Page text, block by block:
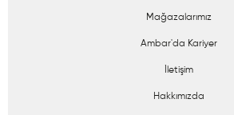
Mağazalarımız
Ambar'da Kariyer
İletişim
Hakkımızda